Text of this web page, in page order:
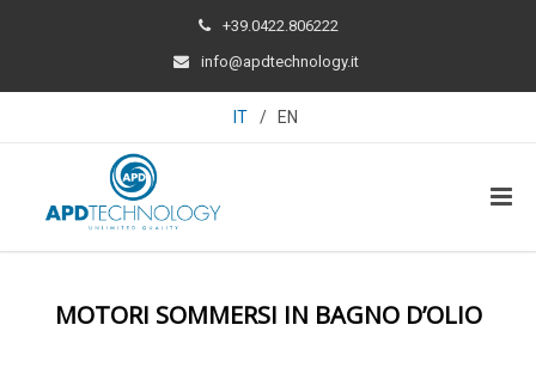
+39.0422.806222
info@apdtechnology.it
IT / EN
MOTORI SOMMERSI IN BAGNO D’OLIO